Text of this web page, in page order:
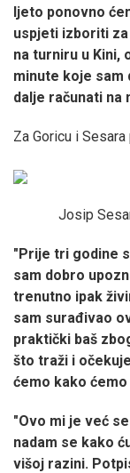
ljeto ponovno
uspjeti izboriti
na turniru u Kini,
minute koje sam
dalje računati na
Za Goricu i
Josip
"Prije tri godine
sam dobro
trenutno ipak
sam surađivao
praktički baš
što traži i
ćemo kako
"Ovo mi je već
nadam se kako
višoj razini.